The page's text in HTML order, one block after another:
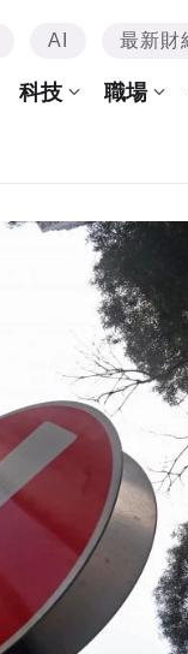
AI 最新財
科技 職場